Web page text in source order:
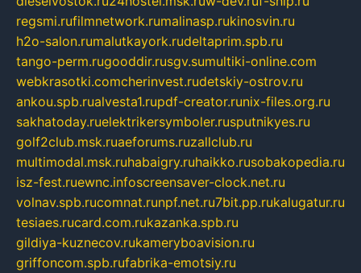
regsmi.rufilmnetwork.rumalinasp.rukinosvin.ru
h2o-salon.rumalutkayork.rudeltaprim.spb.ru
tango-perm.rugooddir.rusgv.sumultiki-online.com
webkrasotki.comcherinvest.rudetskiy-ostrov.ru
ankou.spb.rualvesta1.rupdf-creator.runix-files.org.ru
sakhatoday.ruelektrikersymboler.rusputnikyes.ru
golf2club.msk.ruaeforums.ruzallclub.ru
multimodal.msk.ruhabaigry.ruhaikko.rusobakopedia.ru
isz-fest.ruewnc.infoscreensaver-clock.net.ru
volnav.spb.rucomnat.runpf.net.ru7bit.pp.rukalugatur.ru
tesiaes.rucard.com.rukazanka.spb.ru
gildiya-kuznecov.rukameryboavision.ru
griffoncom.spb.rufabrika-emotsiy.ru